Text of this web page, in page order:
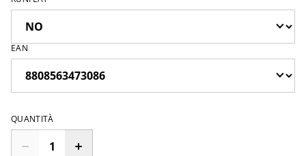
EAN
QUANTITÀ